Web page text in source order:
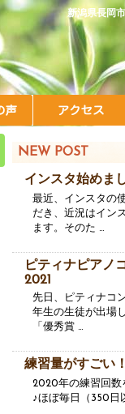
新潟県長岡
NEW POST
インスタ始めま
最近、インスタの
だき、近況はイン
ます。そのた …
ピティナピアノ
2021
先日、ピティナコ
年生の生徒が出場
「優秀賞 …
練習量がすごい！
2020年の練習回数
♪ほぼ毎日（350日